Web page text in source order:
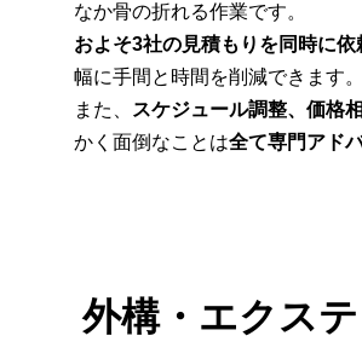
なか骨の折れる作業です。
およそ3社の見積もりを同時に
幅に手間と時間を削減できます。
また、 スケジュール調整、価格
かく面倒なことは全て専門アド
外構・エクス